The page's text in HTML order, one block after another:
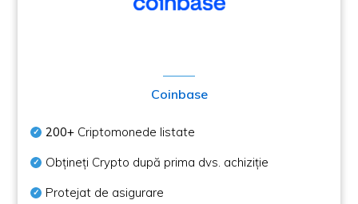
Coinbase
200+ Criptomonede listate
Obțineți Crypto după prima dvs. achiziție
Protejat de asigurare